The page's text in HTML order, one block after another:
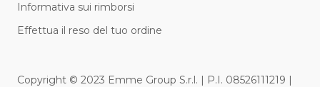
Informativa sui rimborsi
Effettua il reso del tuo ordine
Copyright © 2023 Emme Group S.r.l. | P.I. 08526111219 |